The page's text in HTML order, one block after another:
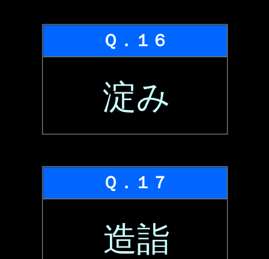
Ｑ．１６
淀み
Ｑ．１７
造詣